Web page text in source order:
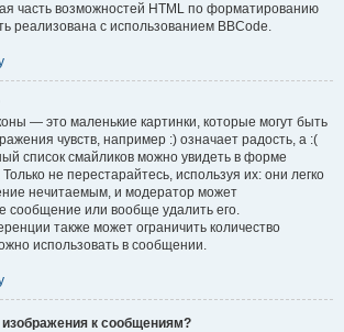
часть возможностей HTML по форматированию
реализована с использованием BBCode.
— это маленькие картинки, которые могут быть
чувств, например :) означает радость, а :(
список смайликов можно увидеть в форме
не перестарайтесь, используя их: они легко
нечитаемым, и модератор может
сообщение или вообще удалить его.
также может ограничить количество
использовать в сообщении.
к сообщениям?